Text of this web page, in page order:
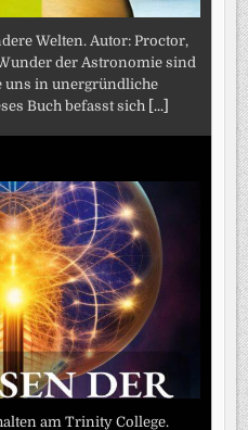
Welten. Autor: Proctor,
der Astronomie sind
uns in unergründliche
Buch befasst sich [...]
am Trinity College.